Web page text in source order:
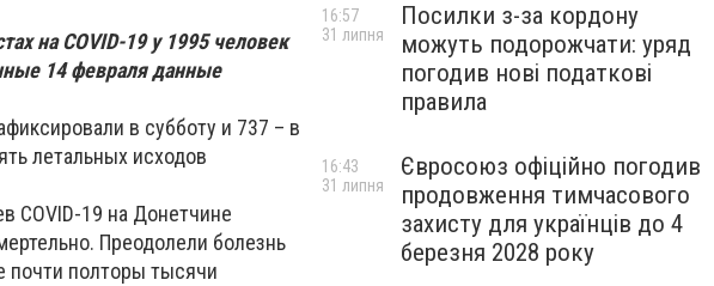
на COVID-19 у 1995 человек
14 февраля данные
в субботу и 737 – в
летальных исходов
COVID-19 на Донетчине
Преодолели болезнь
почти полторы тысячи
Посилки з-за кордону
можуть подорожчати: уряд
погодив нові податкові
правила
16:57
31 липня
Євросоюз офіційно погодив
продовження тимчасового
захисту для українців до 4
березня 2028 року
16:43
31 липня